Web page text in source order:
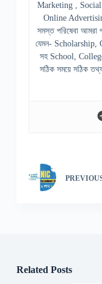
Marketing ,
Online
সমস্ত পরিষেবা আমরা
যেমন-
সহ School, College
সঠিক সময়ে সঠিক
Related Posts